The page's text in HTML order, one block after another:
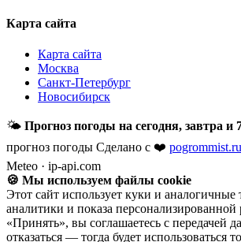
Карта сайта
Карта сайта
Москва
Санкт-Петербург
Новосибирск
🌤 Прогноз погоды на сегодня, завтра и
прогноз погоды Сделано с ❤️ pogrommist.ru
Meteo · ip-api.com
🍪 Мы используем файлы cookie
Этот сайт использует куки и аналогичные
аналитики и показа
«Принять», вы соглашаетесь с передачей
отказаться — тогда будет использоваться